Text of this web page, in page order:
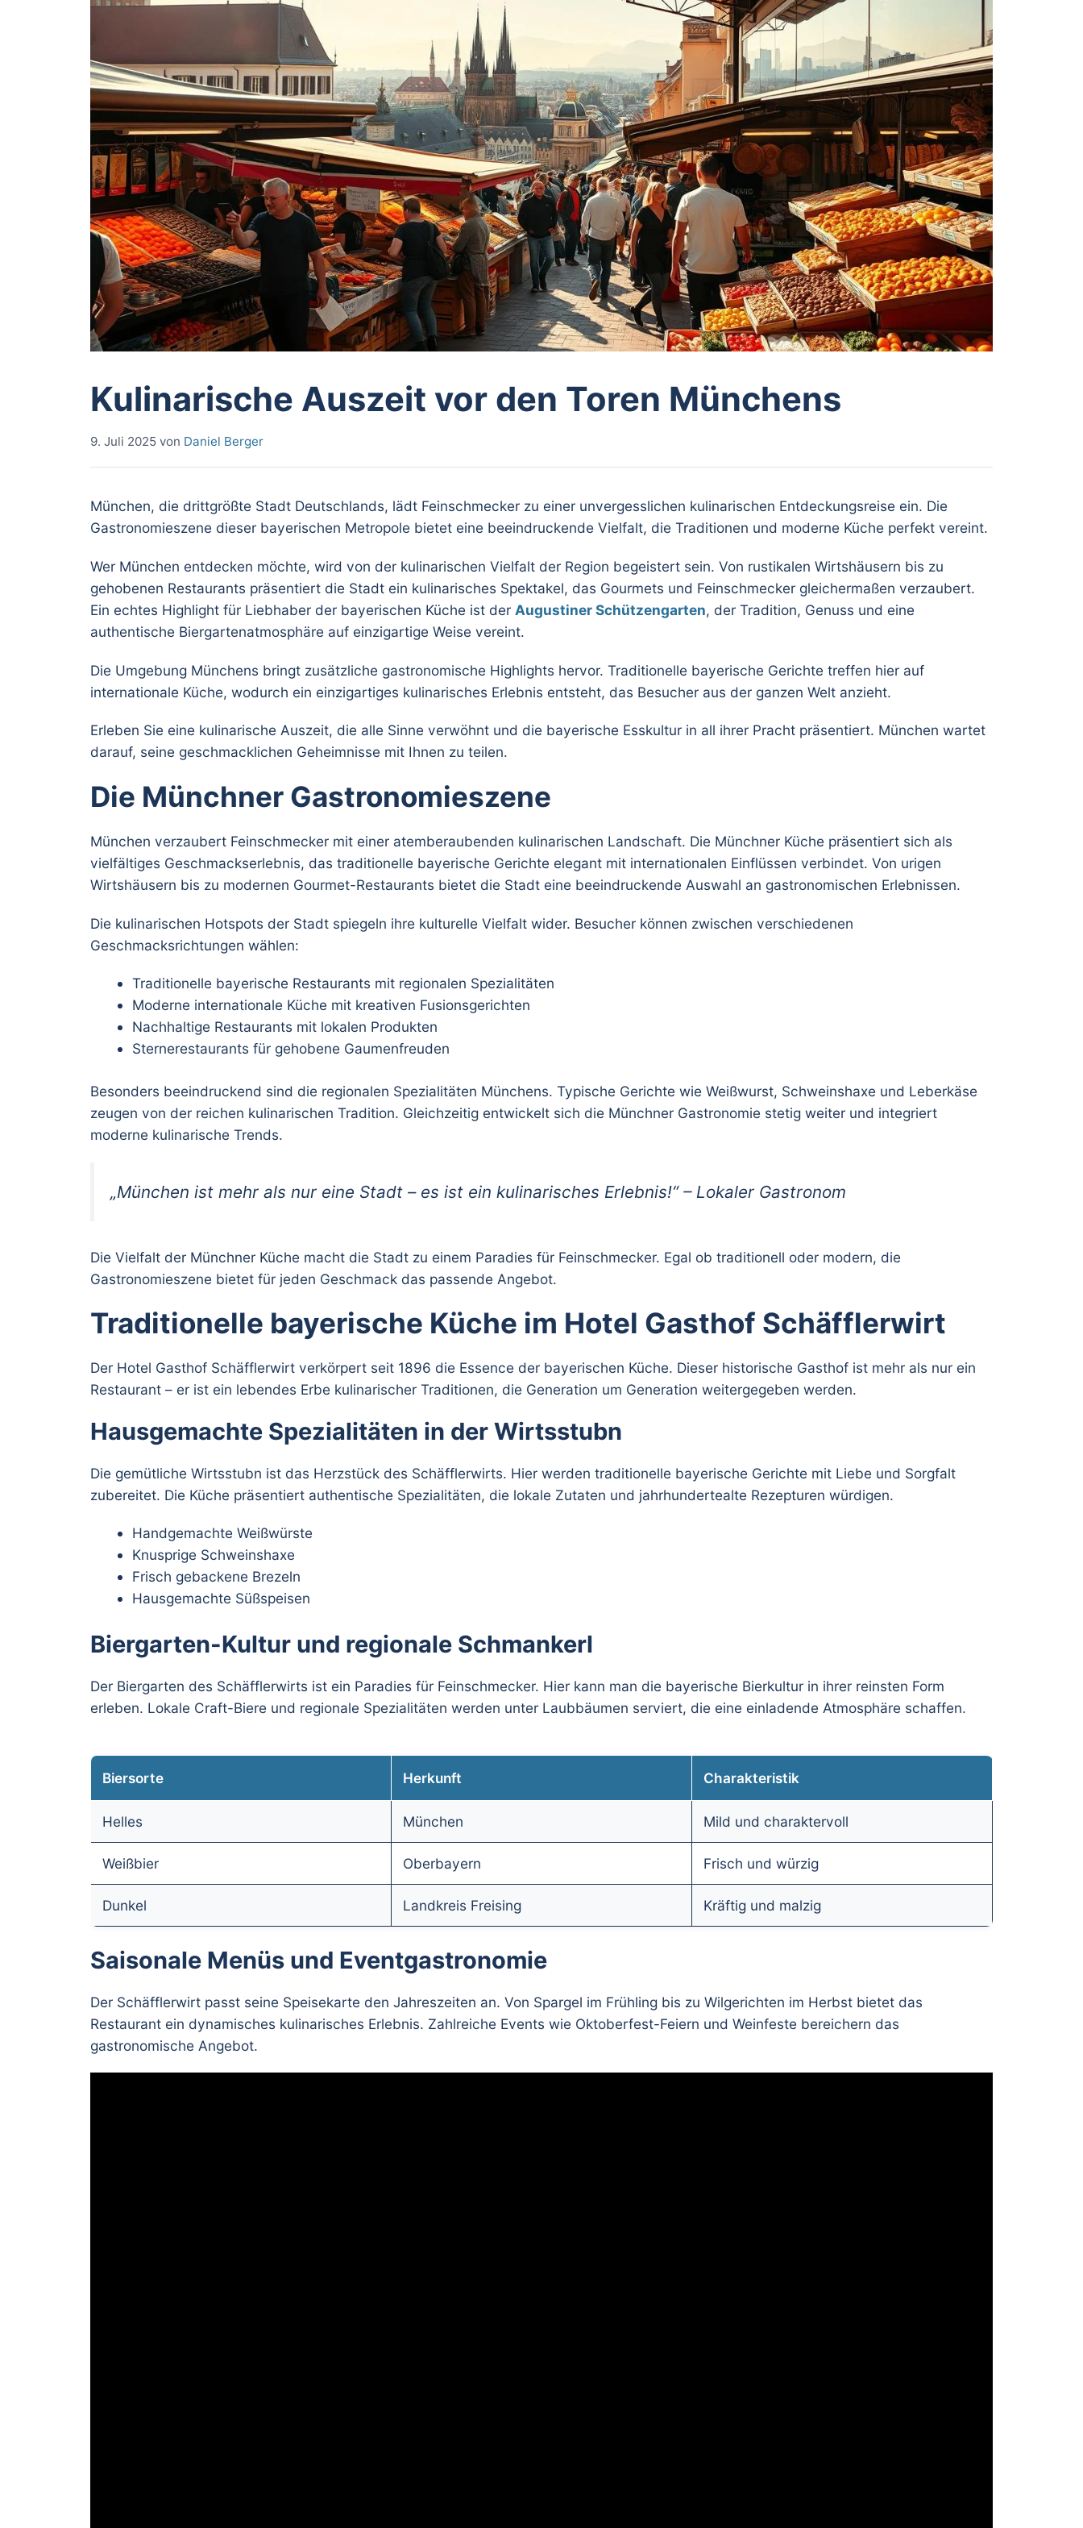
Kulinarische Auszeit vor den Toren Münchens
9. Juli 2025 von Daniel Berger
München, die drittgrößte Stadt Deutschlands, lädt Feinschmecker zu einer unvergesslichen kulinarischen Entdeckungsreise ein. Die
Gastronomieszene dieser bayerischen Metropole bietet eine beeindruckende Vielfalt, die Traditionen und moderne Küche perfekt vereint.
Wer München entdecken möchte, wird von der kulinarischen Vielfalt der Region begeistert sein. Von rustikalen Wirtshäusern bis zu
gehobenen Restaurants präsentiert die Stadt ein kulinarisches Spektakel, das Gourmets und Feinschmecker gleichermaßen verzaubert.
Ein echtes Highlight für Liebhaber der bayerischen Küche ist der Augustiner Schützengarten, der Tradition, Genuss und eine
authentische Biergartenatmosphäre auf einzigartige Weise vereint.
Die Umgebung Münchens bringt zusätzliche gastronomische Highlights hervor. Traditionelle bayerische Gerichte treffen hier auf
internationale Küche, wodurch ein einzigartiges kulinarisches Erlebnis entsteht, das Besucher aus der ganzen Welt anzieht.
Erleben Sie eine kulinarische Auszeit, die alle Sinne verwöhnt und die bayerische Esskultur in all ihrer Pracht präsentiert. München wartet
darauf, seine geschmacklichen Geheimnisse mit Ihnen zu teilen.
Die Münchner Gastronomieszene
München verzaubert Feinschmecker mit einer atemberaubenden kulinarischen Landschaft. Die Münchner Küche präsentiert sich als
vielfältiges Geschmackserlebnis, das traditionelle bayerische Gerichte elegant mit internationalen Einflüssen verbindet. Von urigen
Wirtshäusern bis zu modernen Gourmet-Restaurants bietet die Stadt eine beeindruckende Auswahl an gastronomischen Erlebnissen.
Die kulinarischen Hotspots der Stadt spiegeln ihre kulturelle Vielfalt wider. Besucher können zwischen verschiedenen
Geschmacksrichtungen wählen:
Traditionelle bayerische Restaurants mit regionalen Spezialitäten
Moderne internationale Küche mit kreativen Fusionsgerichten
Nachhaltige Restaurants mit lokalen Produkten
Sternerestaurants für gehobene Gaumenfreuden
Besonders beeindruckend sind die regionalen Spezialitäten Münchens. Typische Gerichte wie Weißwurst, Schweinshaxe und Leberkäse
zeugen von der reichen kulinarischen Tradition. Gleichzeitig entwickelt sich die Münchner Gastronomie stetig weiter und integriert
moderne kulinarische Trends.
„München ist mehr als nur eine Stadt – es ist ein kulinarisches Erlebnis!“ – Lokaler Gastronom
Die Vielfalt der Münchner Küche macht die Stadt zu einem Paradies für Feinschmecker. Egal ob traditionell oder modern, die
Gastronomieszene bietet für jeden Geschmack das passende Angebot.
Traditionelle bayerische Küche im Hotel Gasthof Schäfflerwirt
Der Hotel Gasthof Schäfflerwirt verkörpert seit 1896 die Essence der bayerischen Küche. Dieser historische Gasthof ist mehr als nur ein
Restaurant – er ist ein lebendes Erbe kulinarischer Traditionen, die Generation um Generation weitergegeben werden.
Hausgemachte Spezialitäten in der Wirtsstubn
Die gemütliche Wirtsstubn ist das Herzstück des Schäfflerwirts. Hier werden traditionelle bayerische Gerichte mit Liebe und Sorgfalt
zubereitet. Die Küche präsentiert authentische Spezialitäten, die lokale Zutaten und jahrhundertealte Rezepturen würdigen.
Handgemachte Weißwürste
Knusprige Schweinshaxe
Frisch gebackene Brezeln
Hausgemachte Süßspeisen
Biergarten-Kultur und regionale Schmankerl
Der Biergarten des Schäfflerwirts ist ein Paradies für Feinschmecker. Hier kann man die bayerische Bierkultur in ihrer reinsten Form
erleben. Lokale Craft-Biere und regionale Spezialitäten werden unter Laubbäumen serviert, die eine einladende Atmosphäre schaffen.
Biersorte Herkunft Charakteristik
Helles München Mild und charaktervoll
Weißbier Oberbayern Frisch und würzig
Dunkel Landkreis Freising Kräftig und malzig
Saisonale Menüs und Eventgastronomie
Der Schäfflerwirt passt seine Speisekarte den Jahreszeiten an. Von Spargel im Frühling bis zu Wilgerichten im Herbst bietet das
Restaurant ein dynamisches kulinarisches Erlebnis. Zahlreiche Events wie Oktoberfest-Feiern und Weinfeste bereichern das
gastronomische Angebot.